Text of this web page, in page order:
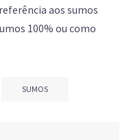
aos sumos
100% ou como
SUMOS